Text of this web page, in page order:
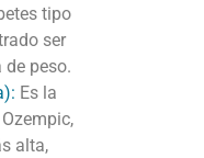
tipo
ser
peso.
Es la
alta,